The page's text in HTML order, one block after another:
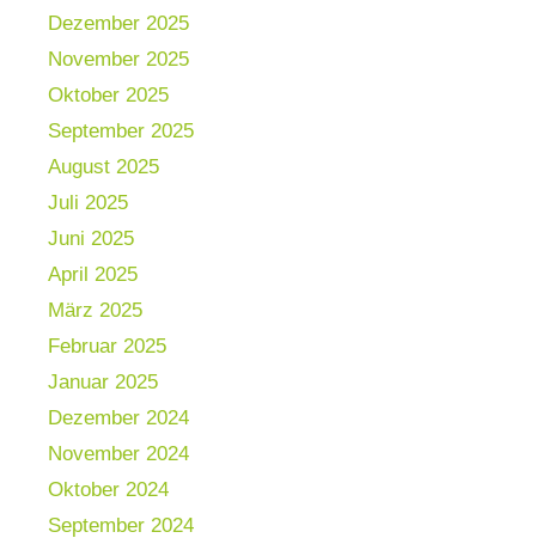
Dezember 2025
November 2025
Oktober 2025
September 2025
August 2025
Juli 2025
Juni 2025
April 2025
März 2025
Februar 2025
Januar 2025
Dezember 2024
November 2024
Oktober 2024
September 2024